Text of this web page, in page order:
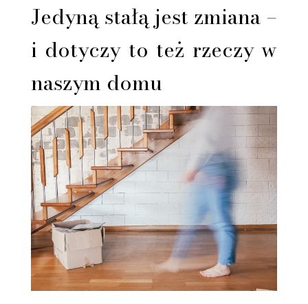
Jedyną stałą jest zmiana –
i dotyczy to też rzeczy w
naszym domu